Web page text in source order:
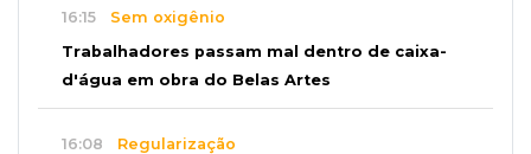
16:15 Sem oxigênio
Trabalhadores passam mal dentro de caixa-
d'água em obra do Belas Artes
16:08 Regularização